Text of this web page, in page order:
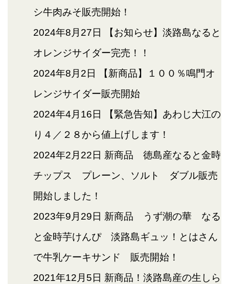
シ牛肉みそ販売開始！
2024年8月27日
【お知らせ】淡路島なると
オレンジサイダー完売！！
2024年8月2日
【新商品】１００％鳴門オ
レンジサイダー販売開始
2024年4月16日
【緊急告知】あわじ大江の
り４／２８から値上げします！
2024年2月22日 新商品 徳島産なると金時
チップス プレーン、ソルト ダブル販売
開始しました！
2023年9月29日 新商品 うず潮の華 なる
と金時芋けんぴ 淡路島ギュッ！とはさん
で牛乳ケーキサンド 販売開始！
2021年12月5日 新商品！淡路島産の生しら